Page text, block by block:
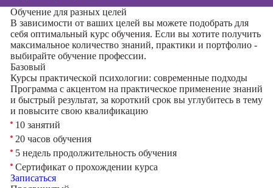
Обучение для разных целей
В зависимости от ваших целей вы можете подобрать для
себя оптимальный курс обучения. Если вы хотите получить
максимальное количество знаний, практики и портфолио -
выбирайте обучение профессии.
Базовый
Курсы практической психологии: современные подходы
Программа с акцентом на практическое применение знаний
и быстрый результат, за короткий срок вы углубитесь в тему
и повысите свою квалификацию
10 занятий
20 часов обучения
5 недель продолжительность обучения
Сертификат о прохождении курса
Записаться